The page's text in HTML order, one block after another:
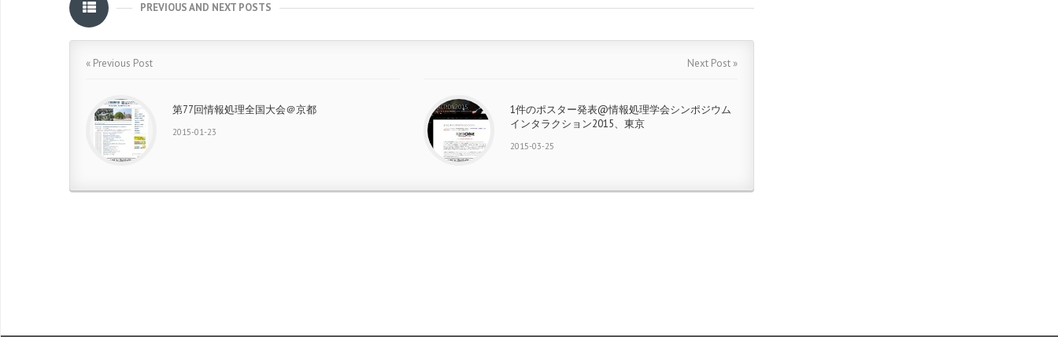
PREVIOUS AND NEXT POSTS
« Previous Post
第77回情報処理全国大会＠京都
2015-01-23
Next Post »
1件のポスター発表@情報処理学会シンポジウム
インタラクション2015、東京
2015-03-25